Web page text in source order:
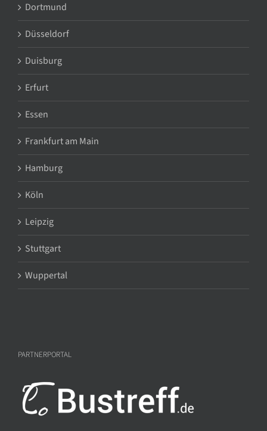
Dortmund
Düsseldorf
Duisburg
Erfurt
Essen
Frankfurt am Main
Hamburg
Köln
Leipzig
Stuttgart
Wuppertal
PARTNERPORTAL